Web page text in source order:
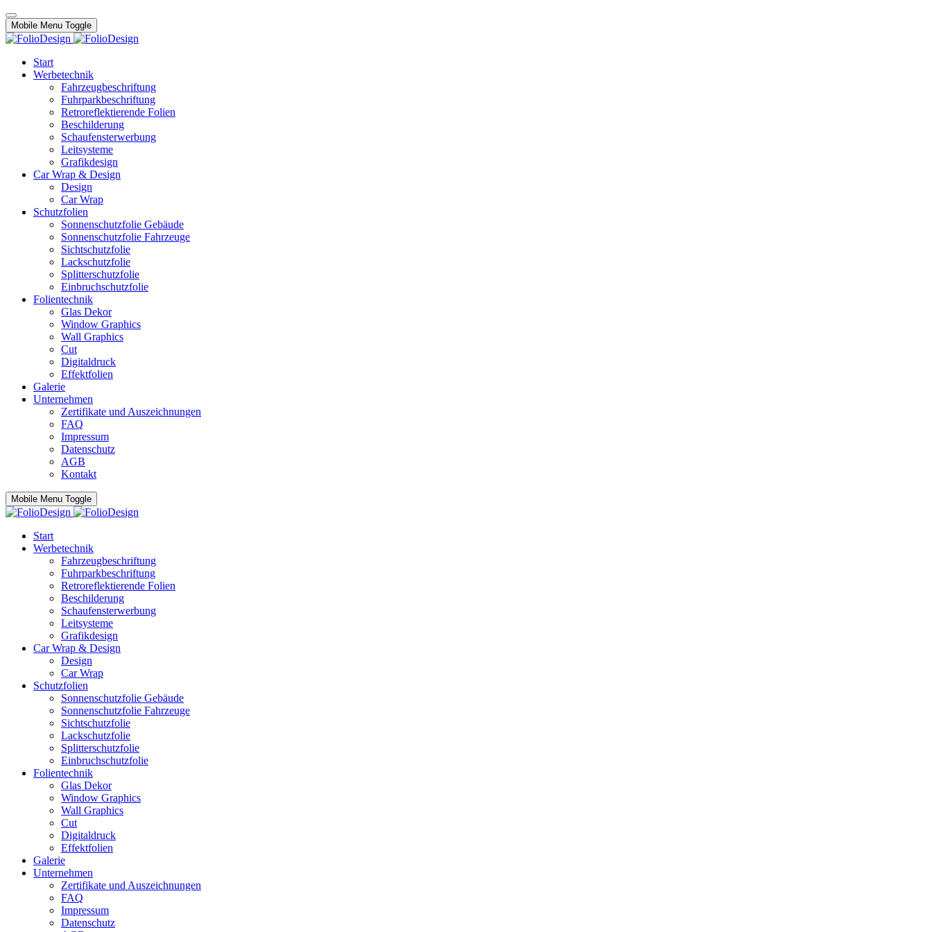
Mobile Menu Toggle
Start
Werbetechnik
Fahrzeugbeschriftung
Fuhrparkbeschriftung
Retroreflektierende Folien
Beschilderung
Schaufensterwerbung
Leitsysteme
Grafikdesign
Car Wrap & Design
Design
Car Wrap
Schutzfolien
Sonnenschutzfolie Gebäude
Sonnenschutzfolie Fahrzeuge
Sichtschutzfolie
Lackschutzfolie
Splitterschutzfolie
Einbruchschutzfolie
Folientechnik
Glas Dekor
Window Graphics
Wall Graphics
Cut
Digitaldruck
Effektfolien
Galerie
Unternehmen
Zertifikate und Auszeichnungen
FAQ
Impressum
Datenschutz
AGB
Kontakt
Mobile Menu Toggle
Start
Werbetechnik
Fahrzeugbeschriftung
Fuhrparkbeschriftung
Retroreflektierende Folien
Beschilderung
Schaufensterwerbung
Leitsysteme
Grafikdesign
Car Wrap & Design
Design
Car Wrap
Schutzfolien
Sonnenschutzfolie Gebäude
Sonnenschutzfolie Fahrzeuge
Sichtschutzfolie
Lackschutzfolie
Splitterschutzfolie
Einbruchschutzfolie
Folientechnik
Glas Dekor
Window Graphics
Wall Graphics
Cut
Digitaldruck
Effektfolien
Galerie
Unternehmen
Zertifikate und Auszeichnungen
FAQ
Impressum
Datenschutz